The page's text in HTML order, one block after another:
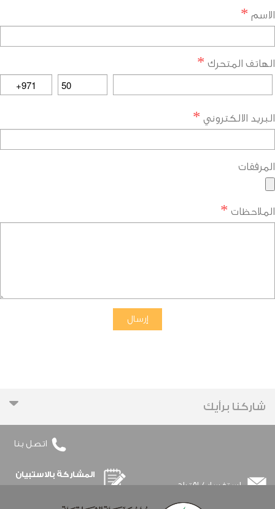
*
المتحرك*
الالكتروني*
*
شاركنا برأيك
اتصل بنا
استفسار / اقتراح
المشاركة بالاستبيان